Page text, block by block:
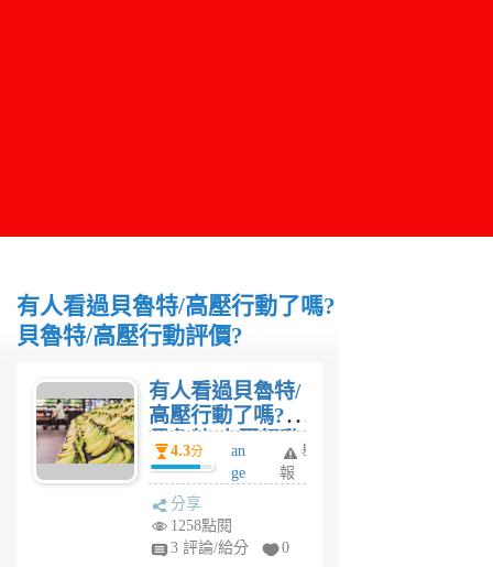
有人看過貝魯特/高壓行動了嗎?
貝魯特/高壓行動評價?
有人看過貝魯特/
高壓行動了嗎?
貝魯特/高壓行動
評價?
4.3分
an
ge
6
舉
報
分享
1258點閱
3 評論/給分
0